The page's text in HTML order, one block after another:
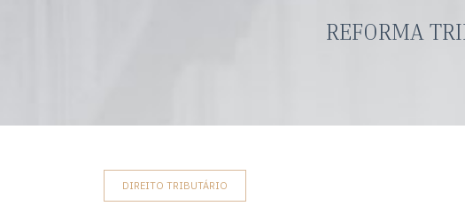
REFORMA
DIREITO TRIBUTÁRIO